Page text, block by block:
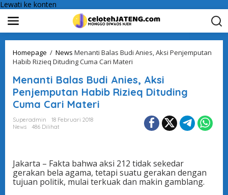
Lewati ke konten
Homepage / News Menanti Balas Budi Anies, Aksi Penjemputan
Habib Rizieq Dituding Cuma Cari Materi
Menanti Balas Budi Anies, Aksi
Penjemputan Habib Rizieq Dituding
Cuma Cari Materi
Superadmin
18 Februari 2018
News
486 Dilihat
Jakarta – Fakta bahwa aksi 212 tidak sekedar
gerakan bela agama, tetapi suatu gerakan dengan
tujuan politik, mulai terkuak dan makin gamblang.